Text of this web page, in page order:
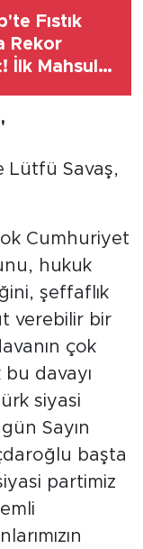
Fıstık
Rekor
İlk Mahsul
Lütfü Savaş,
Cumhuriyet
hukuk
şeffaflık
verebilir bir
çok
davayı
siyasi
Sayın
başta
partimiz